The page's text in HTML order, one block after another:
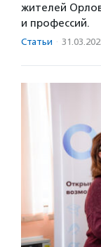
жителей
и профессий.
Статьи ·